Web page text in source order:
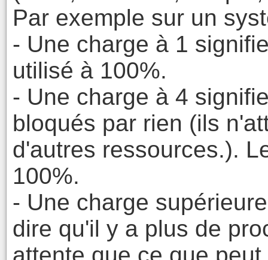
Par exemple sur un
- Une charge à 1
utilisé à 100%.
- Une charge à 4
bloqués par rien (ils
d'autres ressources.).
100%.
- Une charge
dire qu'il y a plus de